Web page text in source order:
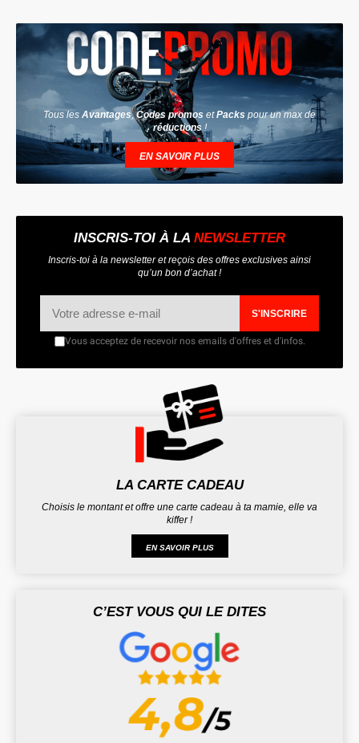
Tous les Avantages,Codes promos etPacks pour un max de
réductions !
EN SAVOIR PLUS
INSCRIS-TOI À LA NEWSLETTER
Inscris-toi à la newsletter et reçois des offres exclusives ainsi
qu’un bon d’achat !
S'INSCRIRE
Vous acceptez de recevoir nos emails d'offres et d'infos.
LA CARTE CADEAU
Choisis le montant et offre une carte cadeau à ta mamie, elle va
kiffer !
EN SAVOIR PLUS
C’EST VOUS QUI LE DITES